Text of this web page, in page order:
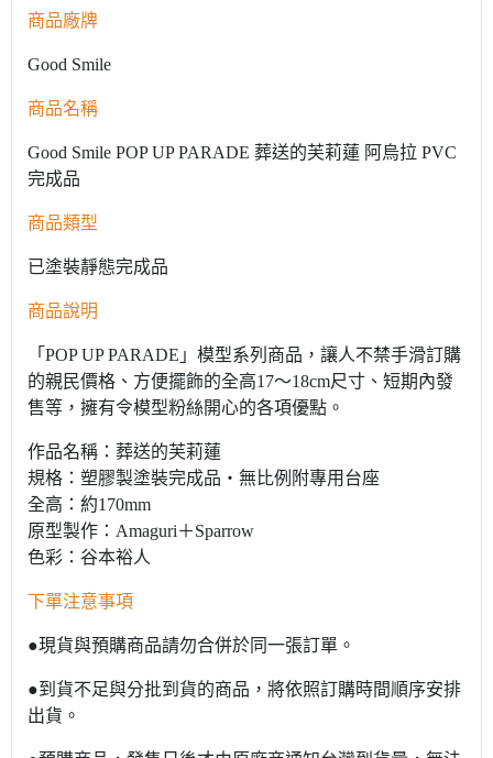
商品廠牌
Good Smile
商品名稱
Good Smile POP UP PARADE 葬送的芙莉蓮 阿烏拉 PVC
完成品
商品類型
已塗裝靜態完成品
商品說明
「POP UP PARADE」模型系列商品，讓人不禁手滑訂購
的親民價格、方便擺飾的全高17～18cm尺寸、短期內發
售等，擁有令模型粉絲開心的各項優點。
作品名稱：葬送的芙莉蓮
規格：塑膠製塗裝完成品・無比例附專用台座
全高：約170mm
原型製作：Amaguri＋Sparrow
色彩：谷本裕人
下單注意事項
●現貨與預購商品請勿合併於同一張訂單。
●到貨不足與分批到貨的商品，將依照訂購時間順序安排
出貨。